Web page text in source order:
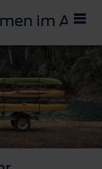
im